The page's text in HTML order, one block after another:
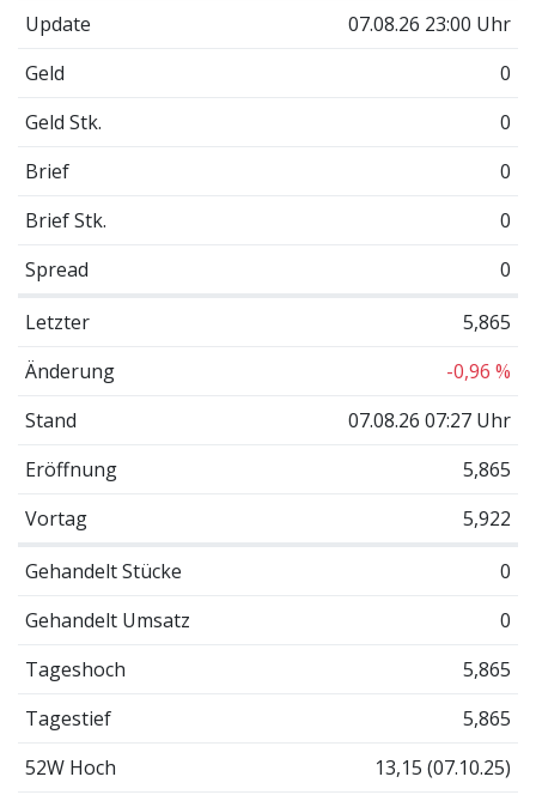
Update
07.08.26 23:00 Uhr
Geld
0
Geld Stk.
0
Brief
0
Brief Stk.
0
Spread
0
Letzter
5,865
Änderung
-0,96 %
Stand
07.08.26 07:27 Uhr
Eröffnung
5,865
Vortag
5,922
Gehandelt Stücke
0
Gehandelt Umsatz
0
Tageshoch
5,865
Tagestief
5,865
52W Hoch
13,15 (07.10.25)